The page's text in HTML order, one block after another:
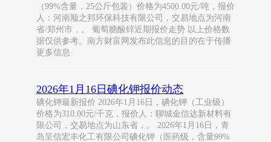
（99%含量，25公斤包装）价格为4500.00元/吨，报价
人：河南顺之邦环保科技有限公司，交易地点为河南
省/郑州市，。 葡萄糖酸锌近期报价走势 以上价格数
据仅供参考。南方财富网发布此信息的目的在于传播
更多信息
2026年1月16日碘化钾报价动态
碘化钾最新报价 2026年1月16日，碘化钾（工业级）
价格为310.00元/千克，报价人：聊城金信达新材料有
限公司，交易地点为山东省，。 2026年1月16日，青
岛呈信宏丰化工有限公司碘化钾（医药级，含量99%